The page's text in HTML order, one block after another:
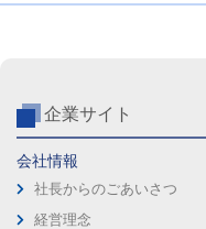
企業サイト
会社情報
社長からのごあいさつ
経営理念